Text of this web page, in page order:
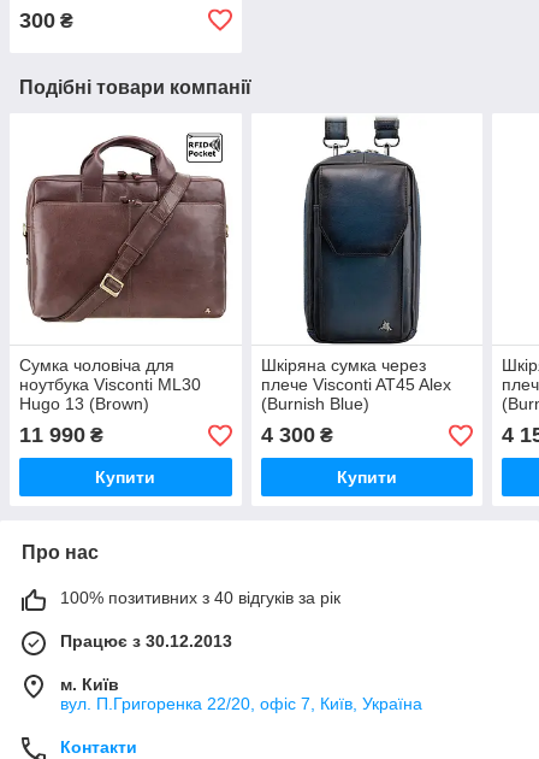
300 ₴
Подібні товари компанії
Сумка чоловіча для
ноутбука Visconti ML30
Hugo 13 (Brown)
11 990 ₴
Купити
Шкіряна сумка через
плече Visconti AT45 Alex
(Burnish Blue)
4 300₴
Купити
4
Про нас
100% позитивних з 40 відгуків за рік
Працює з 30.12.2013
м. Київ
вул. П.Григоренка 22/20, офіс 7, Київ, Україна
Контакти